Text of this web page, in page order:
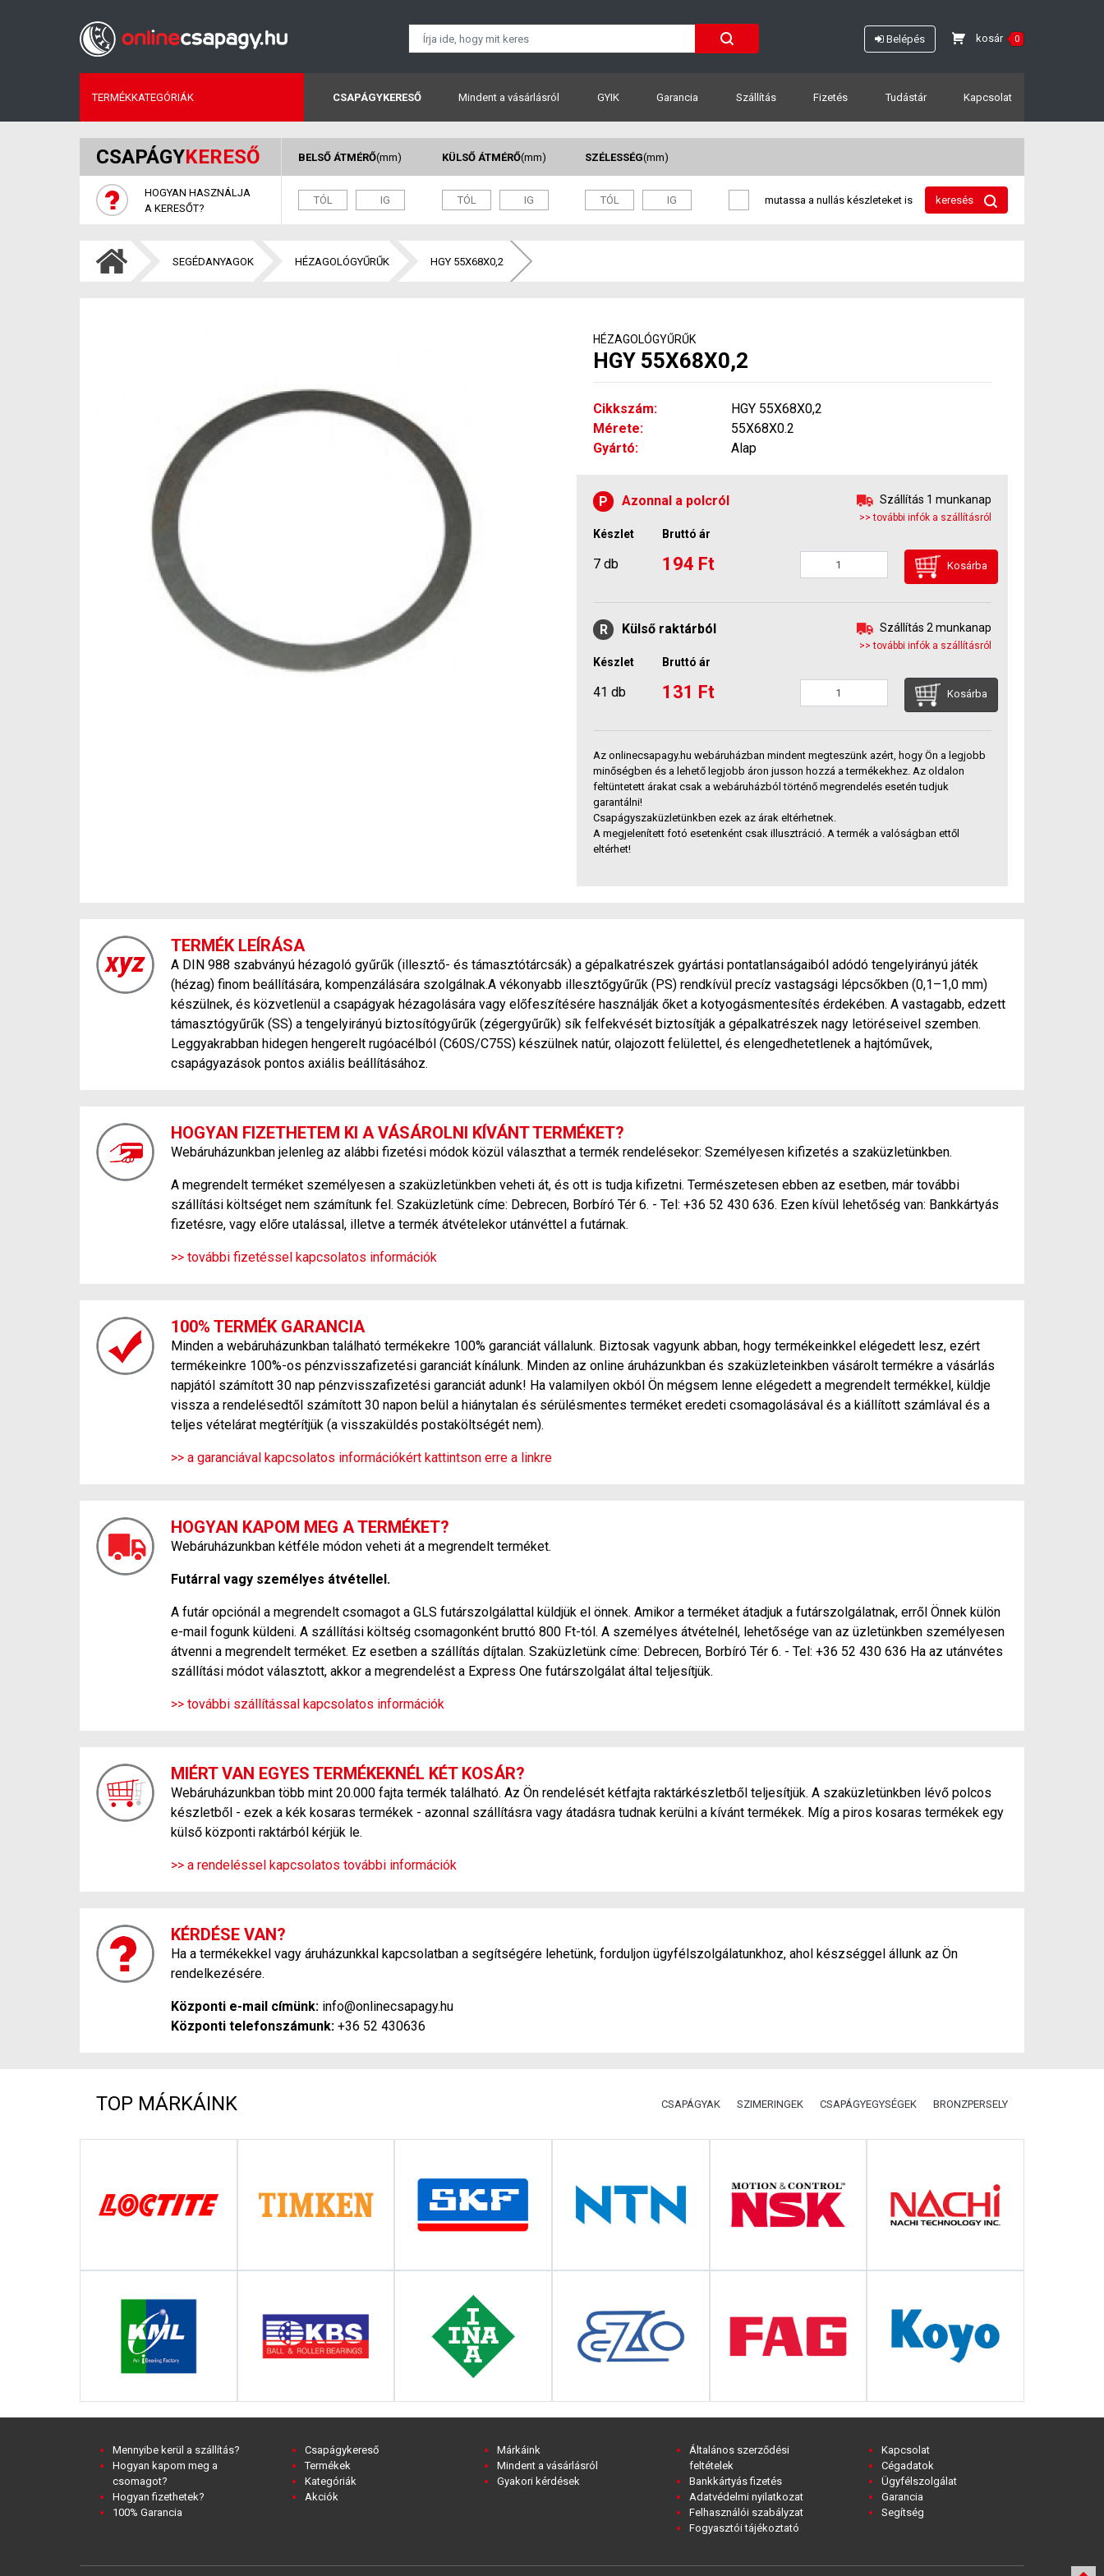
Belépés kosár 0
TERMÉKKATEGÓRIÁK CSAPÁGYKERESŐ Mindent a vásárlásról GYIK Garancia Szállítás Fizetés Tudástár Kapcsolat
CSAPÁGYKERESŐ
HOGYAN HASZNÁLJA
A KERESŐT?
BELSŐ ÁTMÉRŐ(mm) KÜLSŐ ÁTMÉRŐ(mm) SZÉLESSÉG(mm)
mutassa a nullás készleteket is keresés
SEGÉDANYAGOK HÉZAGOLÓGYŰRŰK HGY 55X68X0,2
HÉZAGOLÓGYŰRŰK
HGY 55X68X0,2
Cikkszám:
HGY 55X68X0,2
Mérete:
55X68X0.2
Gyártó:
Alap
P Azonnal a polcról Szállítás 1 munkanap
>> további infók a szállításról
Készlet Bruttó ár
7 db 194 Ft Kosárba
R Külső raktárból Szállítás 2 munkanap
>> további infók a szállításról
Készlet Bruttó ár
41 db 131 Ft Kosárba
Az onlinecsapagy.hu webáruházban mindent megteszünk azért, hogy Ön a legjobb
minőségben és a lehető legjobb áron jusson hozzá a termékekhez. Az oldalon
feltüntetett árakat csak a webáruházból történő megrendelés esetén tudjuk
garantálni!
Csapágyszaküzletünkben ezek az árak eltérhetnek.
A megjelenített fotó esetenként csak illusztráció. A termék a valóságban ettől
eltérhet!
TERMÉK LEÍRÁSA
A DIN 988 szabványú hézagoló gyűrűk (illesztő- és támasztótárcsák) a gépalkatrészek gyártási pontatlanságaiból adódó tengelyirányú játék
(hézag) finom beállítására, kompenzálására szolgálnak.A vékonyabb illesztőgyűrűk (PS) rendkívül precíz vastagsági lépcsőkben (0,1–1,0 mm)
készülnek, és közvetlenül a csapágyak hézagolására vagy előfeszítésére használják őket a kotyogásmentesítés érdekében. A vastagabb, edzett
támasztógyűrűk (SS) a tengelyirányú biztosítógyűrűk (zégergyűrűk) sík felfekvését biztosítják a gépalkatrészek nagy letöréseivel szemben.
Leggyakrabban hidegen hengerelt rugóacélból (C60S/C75S) készülnek natúr, olajozott felülettel, és elengedhetetlenek a hajtóművek,
csapágyazások pontos axiális beállításához.
HOGYAN FIZETHETEM KI A VÁSÁROLNI KÍVÁNT TERMÉKET?
Webáruházunkban jelenleg az alábbi fizetési módok közül választhat a termék rendelésekor: Személyesen kifizetés a szaküzletünkben.
A megrendelt terméket személyesen a szaküzletünkben veheti át, és ott is tudja kifizetni. Természetesen ebben az esetben, már további
szállítási költséget nem számítunk fel. Szaküzletünk címe: Debrecen, Borbíró Tér 6. - Tel: +36 52 430 636. Ezen kívül lehetőség van: Bankkártyás
fizetésre, vagy előre utalással, illetve a termék átvételekor utánvéttel a futárnak.
>> további fizetéssel kapcsolatos információk
100% TERMÉK GARANCIA
Minden a webáruházunkban található termékekre 100% garanciát vállalunk. Biztosak vagyunk abban, hogy termékeinkkel elégedett lesz, ezért
termékeinkre 100%-os pénzvisszafizetési garanciát kínálunk. Minden az online áruházunkban és szaküzleteinkben vásárolt termékre a vásárlás
napjától számított 30 nap pénzvisszafizetési garanciát adunk! Ha valamilyen okból Ön mégsem lenne elégedett a megrendelt termékkel, küldje
vissza a rendelésedtől számított 30 napon belül a hiánytalan és sérülésmentes terméket eredeti csomagolásával és a kiállított számlával és a
teljes vételárat megtérítjük (a visszaküldés postaköltségét nem).
>> a garanciával kapcsolatos információkért kattintson erre a linkre
HOGYAN KAPOM MEG A TERMÉKET?
Webáruházunkban kétféle módon veheti át a megrendelt terméket.
Futárral vagy személyes átvétellel.
A futár opciónál a megrendelt csomagot a GLS futárszolgálattal küldjük el önnek. Amikor a terméket átadjuk a futárszolgálatnak, erről Önnek külön
e-mail fogunk küldeni. A szállítási költség csomagonként bruttó 800 Ft-tól. A személyes átvételnél, lehetősége van az üzletünkben személyesen
átvenni a megrendelt terméket. Ez esetben a szállítás díjtalan. Szaküzletünk címe: Debrecen, Borbíró Tér 6. - Tel: +36 52 430 636 Ha az utánvétes
szállítási módot választott, akkor a megrendelést a Express One futárszolgálat által teljesítjük.
>> további szállítással kapcsolatos információk
MIÉRT VAN EGYES TERMÉKEKNÉL KÉT KOSÁR?
Webáruházunkban több mint 20.000 fajta termék található. Az Ön rendelését kétfajta raktárkészletből teljesítjük. A szaküzletünkben lévő polcos
készletből - ezek a kék kosaras termékek - azonnal szállításra vagy átadásra tudnak kerülni a kívánt termékek. Míg a piros kosaras termékek egy
külső központi raktárból kérjük le.
>> a rendeléssel kapcsolatos további információk
KÉRDÉSE VAN?
Ha a termékekkel vagy áruházunkkal kapcsolatban a segítségére lehetünk, forduljon ügyfélszolgálatunkhoz, ahol készséggel állunk az Ön
rendelkezésére.
Központi e-mail címünk: info@onlinecsapagy.hu
Központi telefonszámunk: +36 52 430636
TOP MÁRKÁINK CSAPÁGYAK SZIMERINGEK CSAPÁGYEGYSÉGEK BRONZPERSELY
Mennyibe kerül a szállítás?
Hogyan kapom meg a
csomagot?
Hogyan fizethetek?
100% Garancia
Csapágykereső
Termékek
Kategóriák
Akciók
Márkáink
Mindent a vásárlásról
Gyakori kérdések
Általános szerződési
feltételek
Bankkártyás fizetés
Adatvédelmi nyilatkozat
Felhasználói szabályzat
Fogyasztói tájékoztató
Kapcsolat
Cégadatok
Ügyfélszolgálat
Garancia
Segítség